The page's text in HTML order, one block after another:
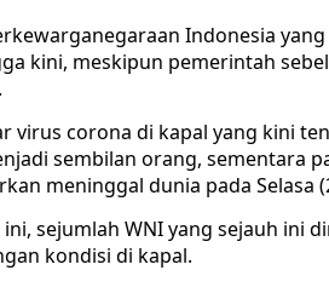
Indonesia
kini, meskipun pemerintah
virus corona di kapal yang kini
sembilan orang, sementara
meninggal dunia pada Selasa
sejumlah WNI yang sejauh ini
kondisi di kapal.